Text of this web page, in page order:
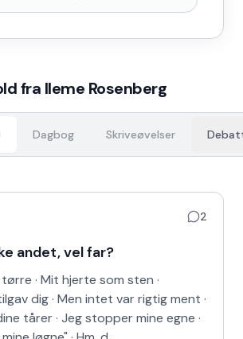
fra Ileme Rosenberg
Dagbog Skriveøvelser
2
andet, vel far?
· Mit hjerte som sten ·
dig · Men intet var rigtig ment ·
tårer · Jeg stopper mine egne ·